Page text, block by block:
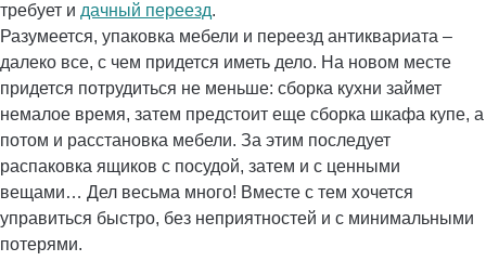
требует и дачный переезд.
Разумеется, упаковка мебели и переезд антиквариата –
далеко все, с чем придется иметь дело. На новом месте
придется потрудиться не меньше: сборка кухни займет
немалое время, затем предстоит еще сборка шкафа купе, а
потом и расстановка мебели. За этим последует
распаковка ящиков с посудой, затем и с ценными
вещами… Дел весьма много! Вместе с тем хочется
управиться быстро, без неприятностей и с минимальными
потерями.